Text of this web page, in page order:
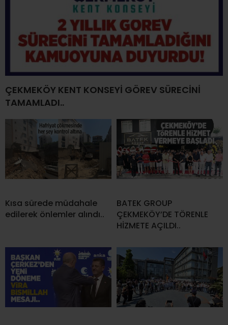
ÇEKMEKÖY KENT KONSEYİ GÖREV SÜRECİNİ
TAMAMLADI..
Kısa sürede müdahale
edilerek önlemler alındı..
BATEK GROUP
ÇEKMEKÖY’DE TÖRENLE
HİZMETE AÇILDI..